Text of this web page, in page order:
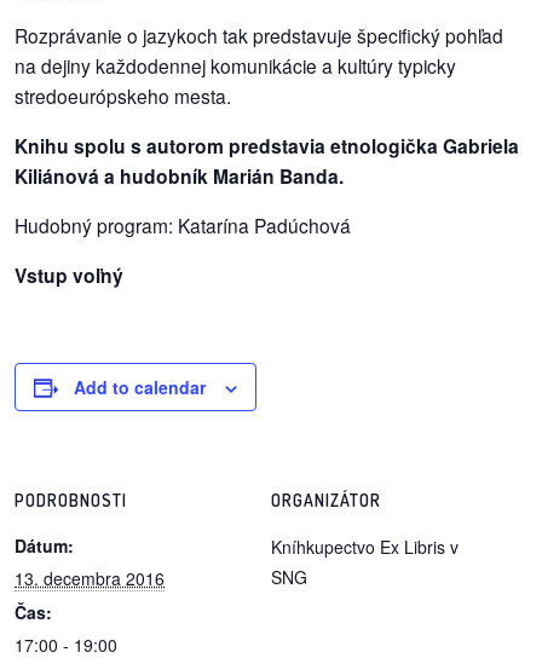
z
médií
vychádzky
knihy
podporte
nás
Rozprávanie o jazykoch tak predstavuje špecifický pohľad
na dejiny každodennej komunikácie a kultúry typicky
stredoeurópskeho mesta.
Knihu spolu s autorom predstavia etnologička Gabriela
Kiliánová a hudobník Marián Banda.
Hudobný program: Katarína Padúchová
Vstup voľný
Add to calendar
PODROBNOSTI
Dátum:
13. decembra 2016
Čas:
17:00 - 19:00
ORGANIZÁTOR
Kníhkupectvo Ex Libris v
SNG